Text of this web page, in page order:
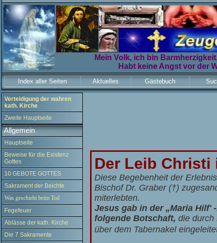
Mein Volk, ich bin
Habt keine Angst vor der
Index aller Seiten Aktuelles Gästebuch
Verteidigung der wahren
kath. Kirche
Zweite Hauptseite
Allgemein
Hauptseite
Beweise für die Existenz
Gottes
10 GEBOTE GOTTES
Sakrament der Beichte
Was geschieht beim Tod
Fegefeuer
Ablässe der kath. Kirche
Die 7 Sakramente
Der Leib
Diese Begebenheit der
Bischof Dr. Graber (†)
miterlebten.
Jesus gab in der „Maria Hilf'
folgende Botschaft, die durch
über dem Tabernakel